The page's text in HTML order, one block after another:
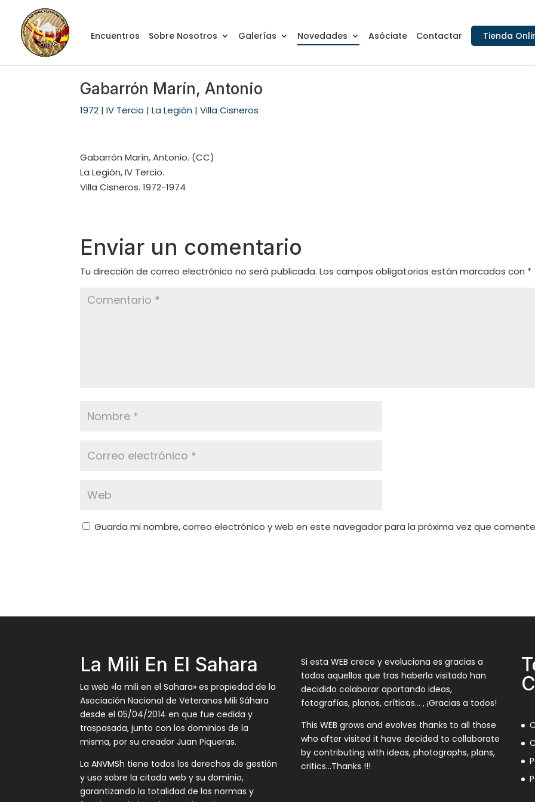
Encuentros Sobre Nosotros Galerías Novedades Asóciate Contactar Tienda
Gabarrón Marín, Antonio
1972 |IV Tercio |La Legión |Villa Cisneros
Gabarrón Marín, Antonio. (CC)
La Legión, IV Tercio.
Villa Cisneros. 1972-1974
Enviar un comentario
Tu dirección de correo electrónico no será publicada. Los campos obligatorios están marcados con *
Guarda mi nombre, correo electrónico y web en este navegador para la próxima vez que
La Mili En El Sahara
La web «la mili en el Sahara» es propiedad de la
Asociación Nacional de Veteranos Mili Sáhara
desde el 05/04/2014 en que fue cedida y
traspasada, junto con los dominios de la
misma, por su creador Juan Piqueras.
La ANVMSh tiene todos los derechos de gestión
y uso sobre la citada web y su dominio,
garantizando la totalidad de las normas y
Si esta WEB crece y evoluciona es gracias a
todos aquellos que tras haberla visitado han
decidido colaborar aportando ideas,
fotografías, planos, críticas… , ¡Gracias a todos!
This WEB grows and evolves thanks to all those
who after visited it have decided to collaborate
by contributing with ideas, photographs, plans,
critics…Thanks !!!